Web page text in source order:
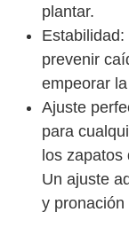
plantar.
prevenir
empeorar
Ajuste
para
los
Un ajuste
y pronación